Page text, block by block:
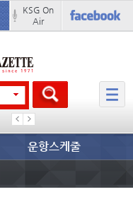
KSG On
Air
지원동기
운항스케줄